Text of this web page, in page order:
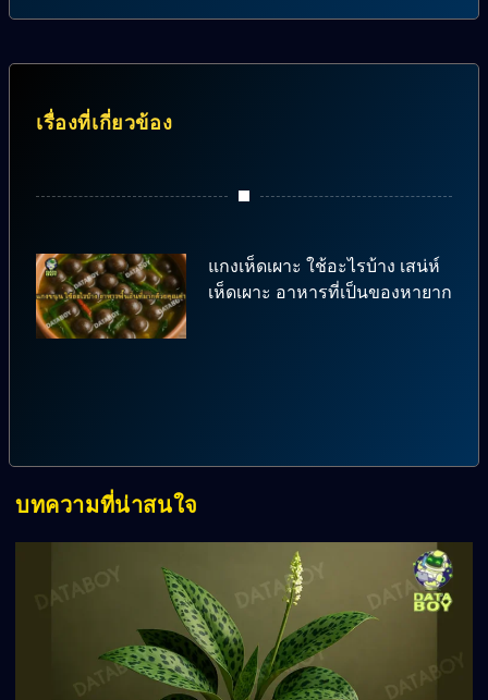
เรื่องที่เกี่ยวข้อง
แกงเห็ดเผาะ ใช้อะไรบ้าง เสน่ห์
เห็ดเผาะ อาหารที่เป็นของหายาก
บทความที่น่าสนใจ